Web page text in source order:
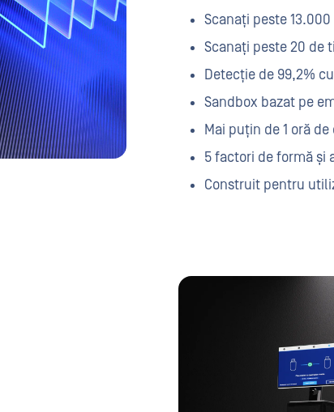
Scanați peste
Scanați peste 20 de
Detecție de 99,2%
Sandbox bazat pe
Mai puțin de 1 oră
5 factori de formă și
Construit pentru